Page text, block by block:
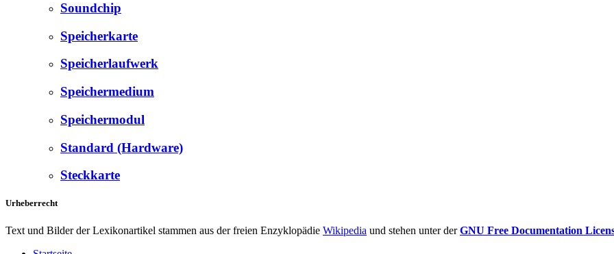
Soundchip
Speicherkarte
Speicherlaufwerk
Speichermedium
Speichermodul
Standard (Hardware)
Steckkarte
Urheberrecht
Text und Bilder der Lexikonartikel stammen aus der freien Enzyklopädie Wikipedia und stehen unter derGNU Free Documentation